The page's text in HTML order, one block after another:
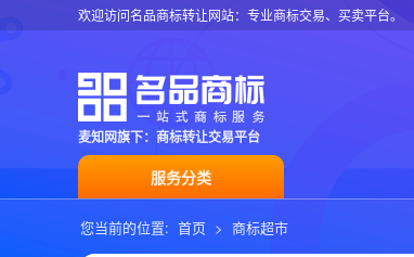
欢迎访问名品商标转让网站：专业商标交易、买卖平台。
麦知网旗下：商标转让交易平台
服务分类
您当前的位置: 首页 > 商标超市